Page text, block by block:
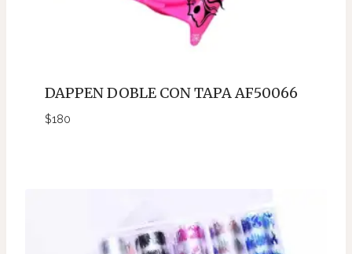
DAPPEN DOBLE CON TAPA AF50066
$180